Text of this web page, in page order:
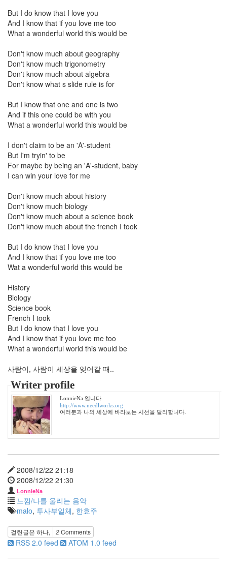
But I do know that I love you
And I know that if you love me too
What a wonderful world this would be
Don't know much about geography
Don't know much trigonometry
Don't know much about algebra
Don't know what s slide rule is for
But I know that one and one is two
And if this one could be with you
What a wonderful world this would be
I don't claim to be an 'A'-student
But I'm tryin' to be
For maybe by being an 'A'-student, baby
I can win your love for me
Don't know much about history
Don't know much biology
Don't know much about a science book
Don't know much about the french I took
But I do know that I love you
And I know that if you love me too
Wat a wonderful world this would be
History
Biology
Science book
French I took
But I do know that I love you
And I know that if you love me too
What a wonderful world this would be
사람이, 사람이 세상을 잊어갈 때..
Writer profile
LonnieNa 입니다.
http://www.needlworks.org
여러분과 나의 세상에 바라보는 시선을 달리합니다.
2008/12/22 21:18
2008/12/22 21:30
LonnieNa
느낌/나를 울리는 음악
malo, 투사부일체, 한효주
걸린글은 하나, 2Comments
RSS 2.0 feed ATOM 1.0 feed
월
5
2007
11
월
6
2007
12
월
3
년
51
2008
년
월
6
2008
년
월
7
2008
3
월
6
2008
년
4
월
2008
년
5
월
3
2008
년
6
월
2008
년
7
월
3
년
8